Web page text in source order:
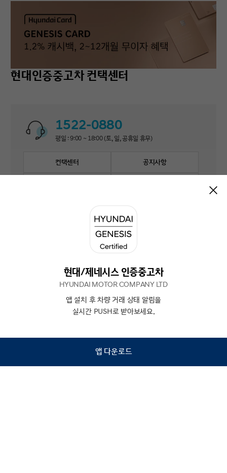
현대인증중고차 컨택센터
1522-0880
평일 : 9:00 ~ 18:00 (토, 일, 공휴일 휴무)
컨택센터 공지사항
검색
현대/제네시스 인증중고차
HYUNDAI MOTOR COMPANY LTD
앱 설치 후 차량 거래 상태 알림을
실시간 PUSH로 받아보세요.
앱 다운로드